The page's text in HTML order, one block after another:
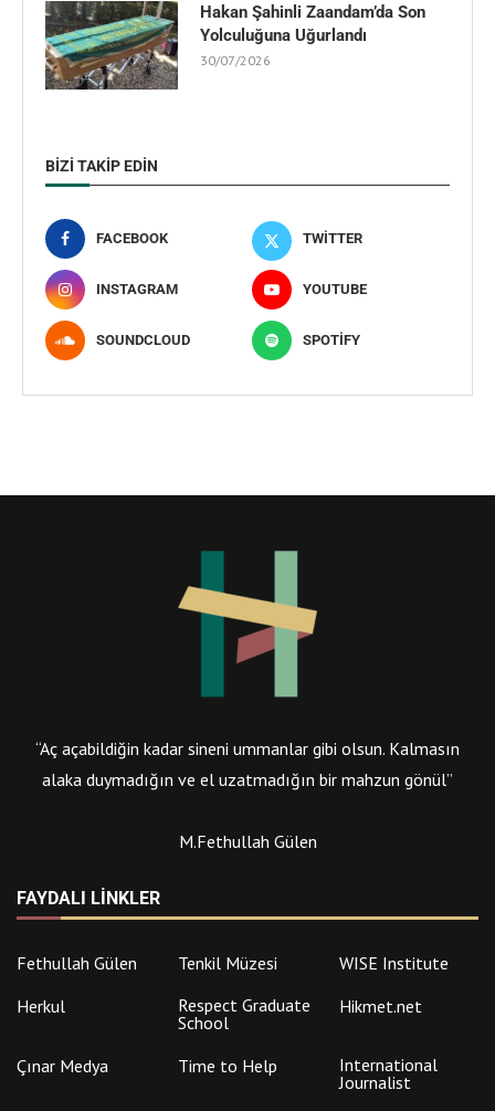
Hakan Şahinli Zaandam’da Son
Yolculuğuna Uğurlandı
30/07/2026
BIZI TAKIP EDIN
FACEBOOK TWITTER
INSTAGRAM YOUTUBE
SOUNDCLOUD SPOTIFY
“Aç açabildiğin kadar sineni ummanlar gibi olsun. Kalmasın
alaka duymadığın ve el uzatmadığın bir mahzun gönül”
M.Fethullah Gülen
FAYDALI LINKLER
Fethullah Gülen Tenkil Müzesi
WISE Institute
Herkul
Respect Graduate
School
Hikmet.net
Çınar Medya Time to Help
International
Journalist